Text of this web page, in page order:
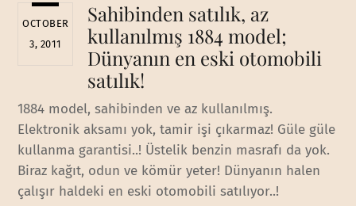
OCTOBER
3, 2011
Sahibinden satılık, az
kullanılmış 1884 model;
Dünyanın en eski otomobili
satılık!
1884 model, sahibinden ve az kullanılmış.
Elektronik aksamı yok, tamir işi çıkarmaz! Güle güle
kullanma garantisi..! Üstelik benzin masrafı da yok.
Biraz kağıt, odun ve kömür yeter! Dünyanın halen
çalışır haldeki en eski otomobili satılıyor..!